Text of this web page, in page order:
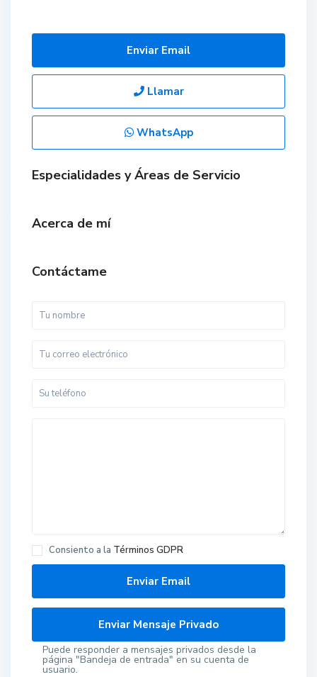
Enviar Email
Llamar
WhatsApp
Especialidades y Áreas de Servicio
Acerca de mí
Contáctame
Consiento a la Términos GDPR
Puede responder a mensajes privados desde la
página "Bandeja de entrada" en su cuenta de
usuario.